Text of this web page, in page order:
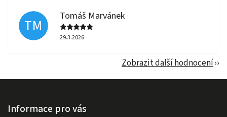
TM
Tomáš Marvánek
29.3.2026
Zobrazit další hodnocení
Informace pro vás